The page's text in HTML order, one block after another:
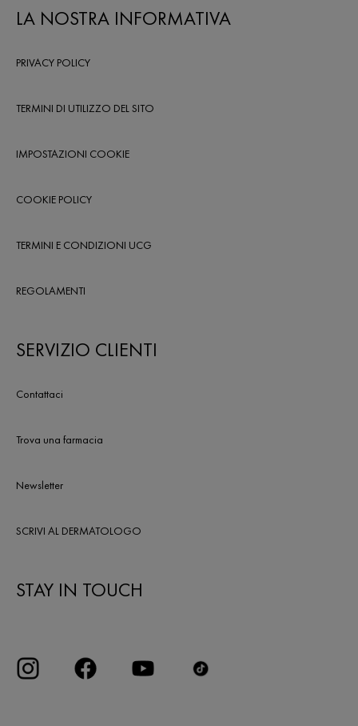
sua produzione diminuisce con l’età,
trattamenti mirati come la linea
LA NOSTRA INFORMATIVA
PRIVACY POLICY
TERMINI DI UTILIZZO DEL SITO
IMPOSTAZIONI COOKIE
COOKIE POLICY
TERMINI E CONDIZIONI UCG
REGOLAMENTI
SERVIZIO CLIENTI
Contattaci
Trova una farmacia
Newsletter
SCRIVI AL DERMATOLOGO
STAY IN TOUCH